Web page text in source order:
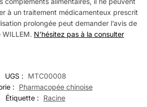
à un traitement médicamenteux prescrit
prolongée peut demander l’avis de
N’hésitez pas à la consulter
UGS :
MTC00008
:
Pharmacopée chinoise
Étiquette :
Racine